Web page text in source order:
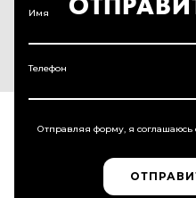
Имя
Телефон
Отправляя форму, я соглашаюсь